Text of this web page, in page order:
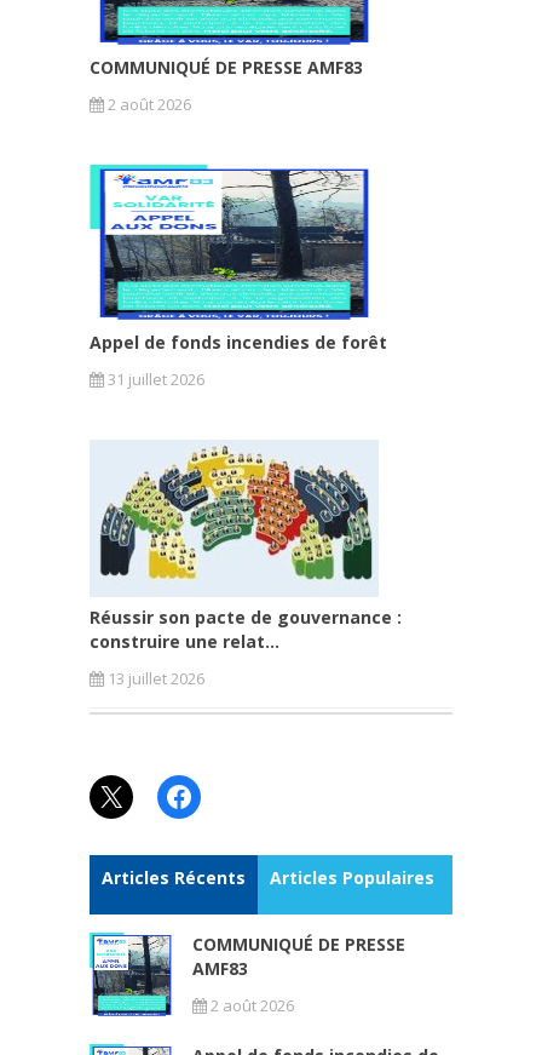
COMMUNIQUÉ DE PRESSE AMF83
2 août 2026
Appel de fonds incendies de forêt
31 juillet 2026
Réussir son pacte de gouvernance :
construire une relat...
13 juillet 2026
X Facebook
Articles Récents Articles Populaires
COMMUNIQUÉ DE PRESSE
AMF83
2 août 2026